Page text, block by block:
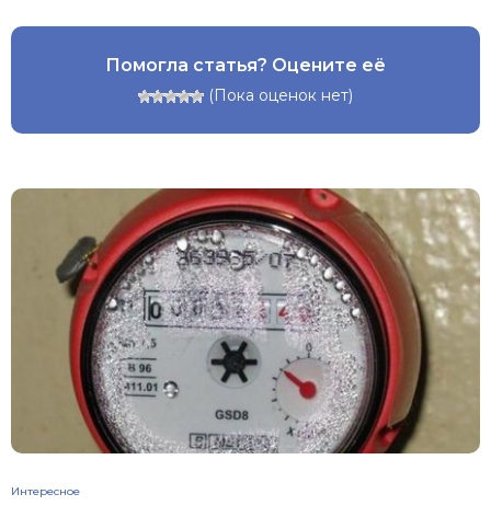
Помогла статья? Оцените её
(Пока оценок нет)
Интересное